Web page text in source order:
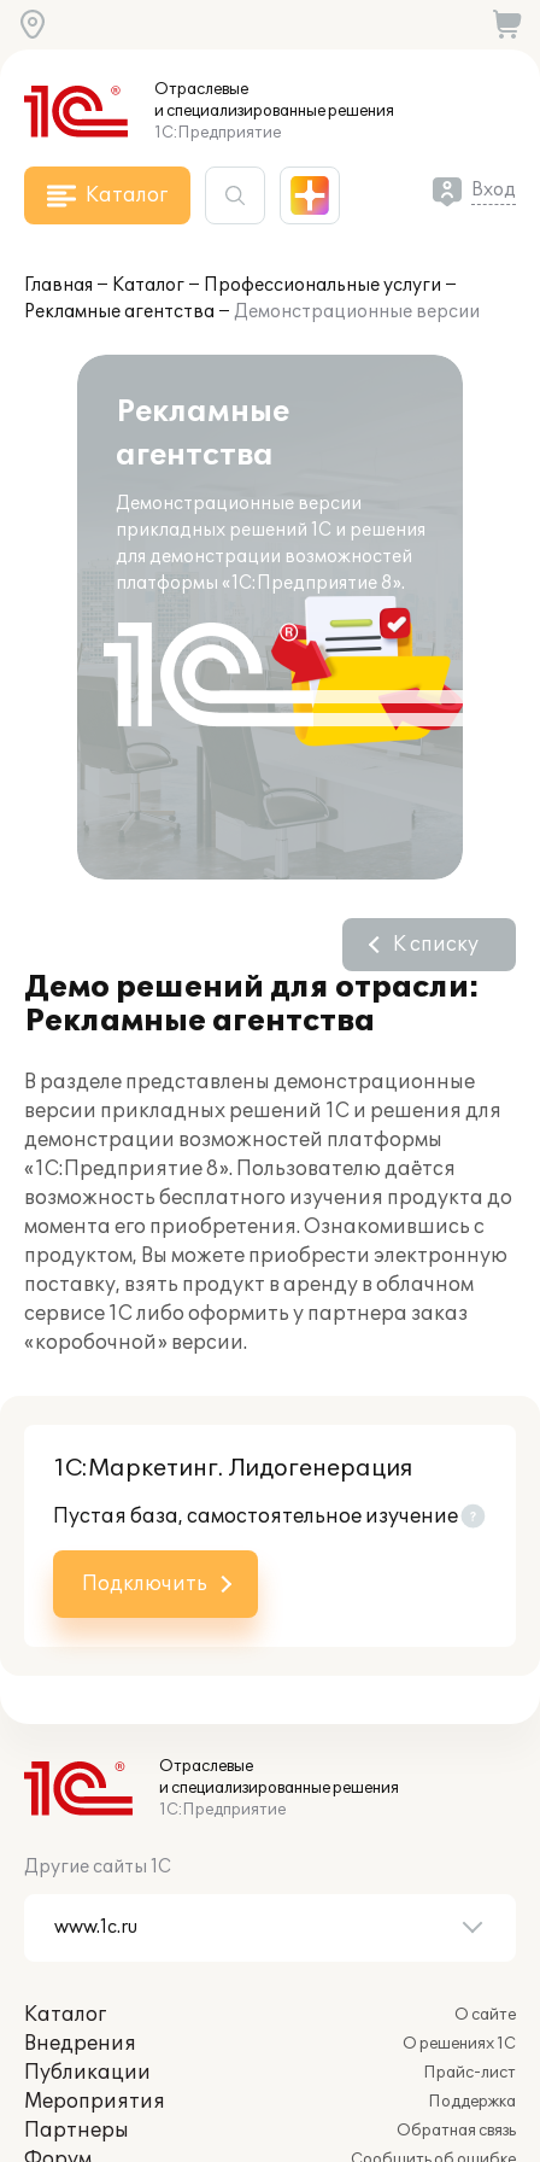
Отраслевые
и специализированныерешения
1С:Предприятие
Каталог Вход
Главная Каталог
Профессиональные услуги
Рекламные агентства
Демонстрационные версии
Рекламные
агентства
Демонстрационные версии
прикладных решений 1С и решения
для демонстрации возможностей
платформы «1С:Предприятие 8».
Демо решений для отрасли:
Рекламные агентства
К списку
В разделе представлены демонстрационные
версии прикладных решений 1С и решения для
демонстрации возможностей платформы
«1С:Предприятие 8». Пользователю даётся
возможность бесплатного изучения продукта до
момента его приобретения. Ознакомившись с
продуктом, Вы можете приобрести электронную
поставку, взять продукт в аренду в облачном
сервисе 1С либо оформить у партнера заказ
«коробочной» версии.
1С:Маркетинг. Лидогенерация
Пустая база, самостоятельное изучение
Подключить
Отраслевые
и специализированные решения
1С:Предприятие
Другие сайты 1С
Каталог
Внедрения
Публикации
Мероприятия
Партнеры
О сайте
О решениях 1С
Прайс-лист
Поддержка
Обратная связь